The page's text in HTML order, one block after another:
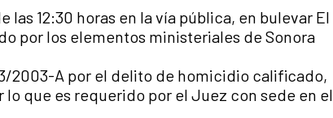
12:30 horas en la vía pública, en bulevar El
por los elementos ministeriales de Sonora
2003-A por el delito de homicidio calificado,
lo que es requerido por el Juez con sede en el